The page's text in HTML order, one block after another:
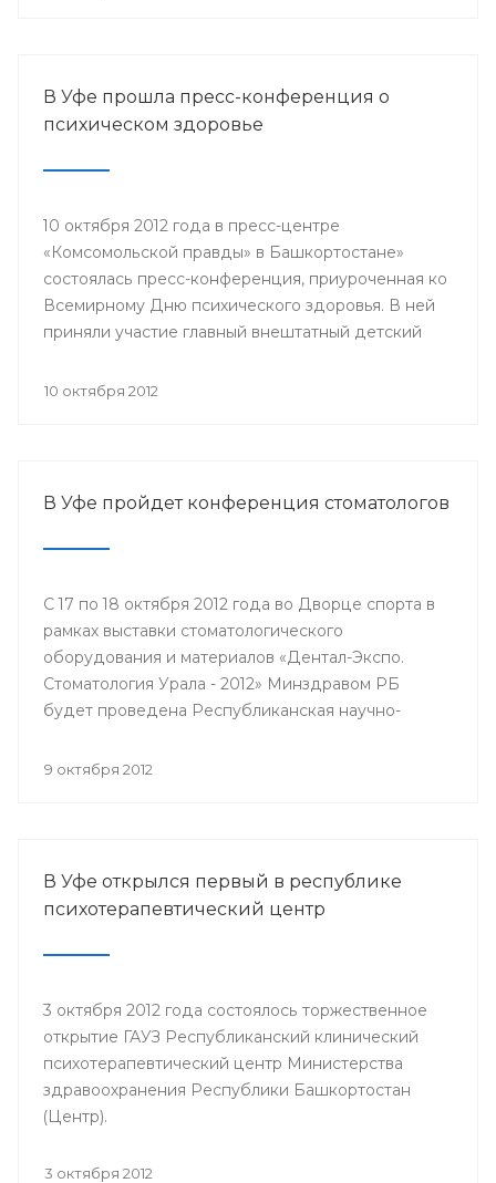
Шамиль Ганцев, главный врач Городского центра
медицинской профилактики Сара Ахтямова,
представители клиник «Здоровье женщины»,
«Мой доктор», «Будь здоров», «Мать и дитя» и
В Уфе прошла пресс-конференция о
психическом здоровье
10 октября 2012 года в пресс-центре
«Комсомольской правды» в Башкортостане»
состоялась пресс-конференция, приуроченная ко
Всемирному Дню психического здоровья. В ней
приняли участие главный внештатный детский
психиатрии и наркологии БГМУ Владимир
Республиканской психиатрической больницы №1
Минздрава РБ Фанзиля Мустафина.
10 октября 2012
В Уфе пройдет конференция стоматологов
С 17 по 18 октября 2012 года во Дворце спорта в
рамках выставки стоматологического
оборудования и материалов «Дентал-Экспо.
Стоматология Урала - 2012» Минздравом РБ
будет проведена Республиканская научно-
«Актуальные вопросы стоматологии».
9 октября 2012
В Уфе открылся первый в республике
психотерапевтический центр
3 октября 2012 года состоялось торжественное
открытие ГАУЗ Республиканский клинический
психотерапевтический центр Министерства
здравоохранения Республики Башкортостан
(Центр).
3 октября 2012